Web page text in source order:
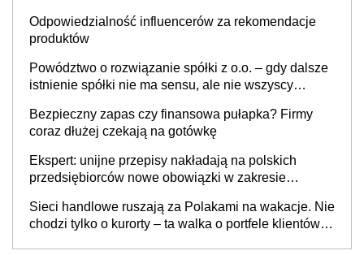
Odpowiedzialność influencerów za rekomendacje
produktów
Powództwo o rozwiązanie spółki z o.o. – gdy dalsze
istnienie spółki nie ma sensu, ale nie wszyscy
Bezpieczny zapas czy finansowa pułapka? Firmy
coraz dłużej czekają na gotówkę
Ekspert: unijne przepisy nakładają na polskich
przedsiębiorców nowe obowiązki w zakresie
Sieci handlowe ruszają za Polakami na wakacje. Nie
chodzi tylko o kurorty – ta walka o portfele klientów